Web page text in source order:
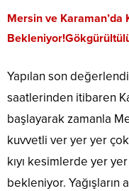
Mersin ve Karaman’da
Yapılan son
saatlerinden itibaren
başlayarak zamanla
kuvvetli ver yer yer
kıyı kesimlerde yer
bekleniyor.